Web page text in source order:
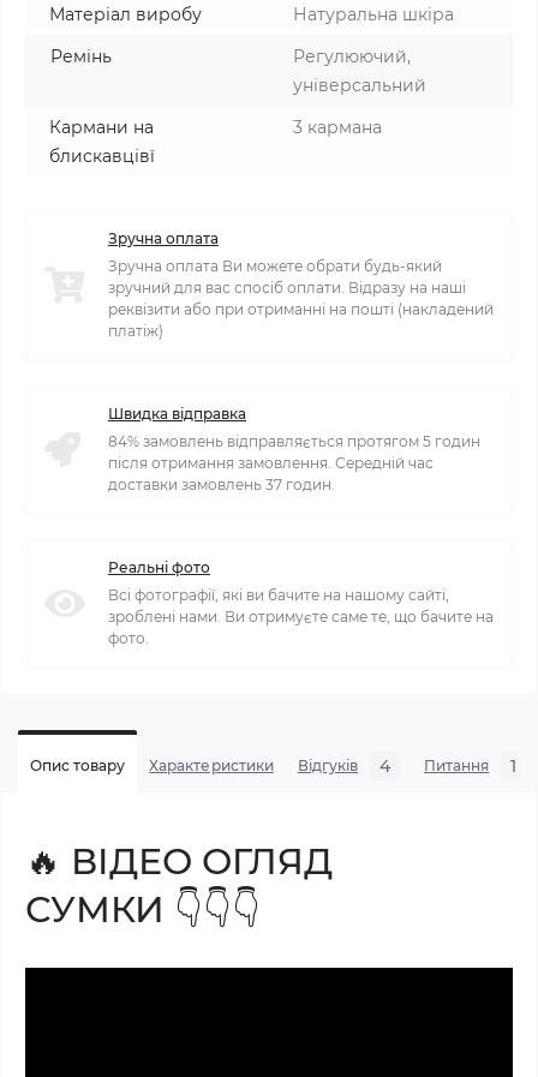
Матеріал виробу
Натуральна шкіра
Ремінь
Регулюючий,
універсальний
Кармани на
блискавцівї
3 кармана
Зручна оплата
Зручна оплата Ви можете обрати будь-який
зручний для вас спосіб оплати. Відразу на наші
реквізити або при отриманні на пошті (накладений
платіж)
Швидка відправка
84% замовлень відправляється протягом 5 годин
після отримання замовлення. Середній час
доставки замовлень 37 годин.
Реальні фото
Всі фотографії, які ви бачите на нашому сайті,
зроблені нами. Ви отримуєте саме те, що бачите на
фото.
Опис товару Характеристики Відгуків 4 Питання 1
🔥 ВІДЕО ОГЛЯД
СУМКИ 👇👇👇